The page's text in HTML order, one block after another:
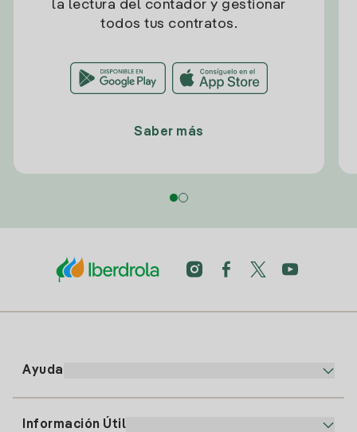
la lectura del contador y gestionar
todos tus contratos.
Saber más
Ayuda
Información Útil